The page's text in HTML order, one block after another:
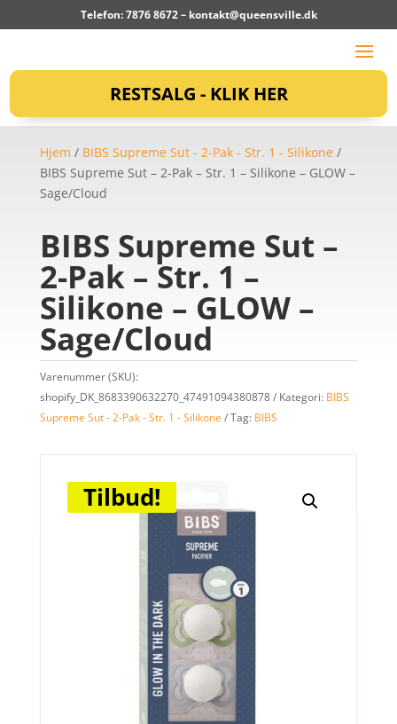
Telefon: 7876 8672 – kontakt@queensville.dk
RESTSALG - KLIK HER
Hjem / BIBS Supreme Sut - 2-Pak - Str. 1 - Silikone/
BIBS Supreme Sut – 2-Pak – Str. 1 – Silikone – GLOW –
Sage/Cloud
BIBS Supreme Sut –
2-Pak – Str. 1 –
Silikone – GLOW –
Sage/Cloud
Varenummer (SKU):
shopify_DK_8683390632270_47491094380878
Kategori: BIBS
Supreme Sut - 2-Pak - Str. 1 - Silikone
Tag: BIBS
Tilbud!